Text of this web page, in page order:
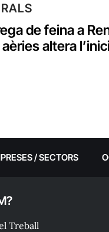
de feina a
altera
/ SECTORS
Treball